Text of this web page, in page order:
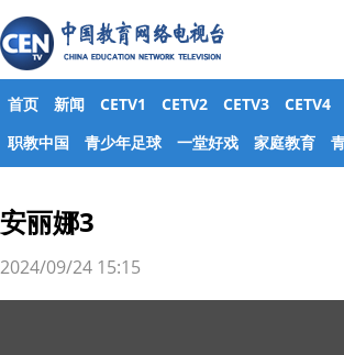
首页 新闻 CETV1 CETV2 CETV3 CETV4
职教中国
青少年足球 一堂好戏 家庭教育
安丽娜3
2024/09/24 15:15